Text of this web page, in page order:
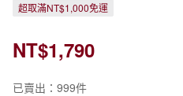
超取滿NT$1,000免運
NT$1,790
已賣出：999件